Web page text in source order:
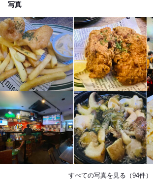
写真
すべての写真を見る（94件）